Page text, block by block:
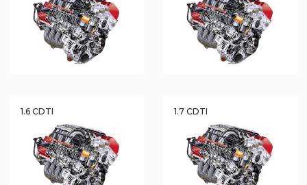
1.6 CDTI 1.7 CDTI